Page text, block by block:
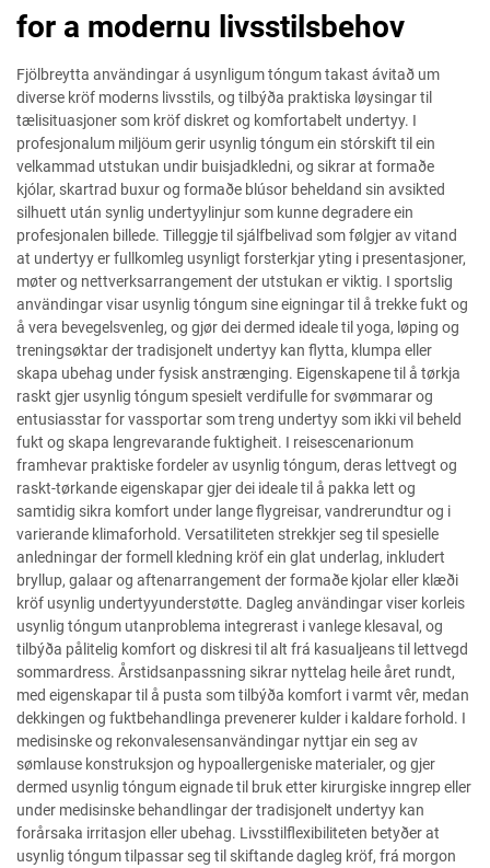
for a modernu livsstilsbehov
Fjölbreytta användingar á usynligum tóngum takast ávitað um
diverse kröf moderns livsstils, og tilbýða praktiska løysingar til
tælisituasjoner som kröf diskret og komfortabelt undertyy. I
profesjonalum miljöum gerir usynlig tóngum ein stórskift til ein
velkammad utstukan undir buisjadkledni, og sikrar at formaðe
kjólar, skartrad buxur og formaðe blúsor beheldand sin avsikted
silhuett után synlig undertyylinjur som kunne degradere ein
profesjonalen billede. Tilleggje til sjálfbelivad som følgjer av vitand
at undertyy er fullkomleg usynligt forsterkjar yting i presentasjoner,
møter og nettverksarrangement der utstukan er viktig. I sportslig
användingar visar usynlig tóngum sine eigningar til å trekke fukt og
å vera bevegelsvenleg, og gjør dei dermed ideale til yoga, løping og
treningsøktar der tradisjonelt undertyy kan flytta, klumpa eller
skapa ubehag under fysisk anstrænging. Eigenskapene til å tørkja
raskt gjer usynlig tóngum spesielt verdifulle for svømmarar og
entusiasstar for vassportar som treng undertyy som ikki vil beheld
fukt og skapa lengrevarande fuktigheit. I reisescenarionum
framhevar praktiske fordeler av usynlig tóngum, deras lettvegt og
raskt-tørkande eigenskapar gjer dei ideale til å pakka lett og
samtidig sikra komfort under lange flygreisar, vandrerundtur og i
varierande klimaforhold. Versatiliteten strekkjer seg til spesielle
anledningar der formell kledning kröf ein glat underlag, inkludert
bryllup, galaar og aftenarrangement der formaðe kjolar eller klæði
kröf usynlig undertyyunderstøtte. Dagleg användingar viser korleis
usynlig tóngum utanproblema integrerast i vanlege klesaval, og
tilbýða pålitelig komfort og diskresi til alt frá kasualjeans til lettvegd
sommardress. Årstidsanpassning sikrar nyttelag heile året rundt,
med eigenskapar til å pusta som tilbýða komfort i varmt vêr, medan
dekkingen og fuktbehandlinga prevenerer kulder i kaldare forhold. I
medisinske og rekonvalesensanvändingar nyttjar ein seg av
sømlause konstruksjon og hypoallergeniske materialer, og gjer
dermed usynlig tóngum eignade til bruk etter kirurgiske inngrep eller
under medisinske behandlingar der tradisjonelt undertyy kan
forårsaka irritasjon eller ubehag. Livsstilflexibiliteten betyðer at
usynlig tóngum tilpassar seg til skiftande dagleg kröf, frá morgon